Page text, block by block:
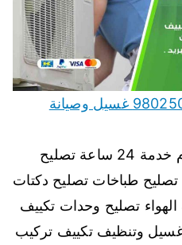
تصليح مكيفات المطلاع 98025055 غسيل وصيانة
تصليح مكيفات المطلاع نقدم خدمة 24 ساعة تصليح
طباخات تصليح دكتات
تصليح وحدات تكييف
وتنظيف تكييف تركيب